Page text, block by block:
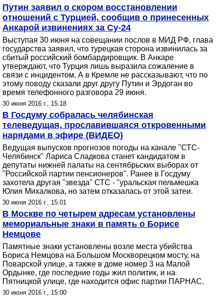
Путин заявил о скором восстановлении
отношений с Турцией, сообщив о принесенных
Анкарой извинениях за Су-24
Выступая 30 июня на совещании послов в МИД РФ, глава
государства заявил, что турецкая сторона извинилась за
сбитый российский бомбардировщик. В Анкаре
утверждают, что Турция лишь выразила сожаление в
связи с инцидентом. А в Кремле не рассказывают, что по
этому поводу сказали друг другу Путин и Эрдоган во
время телефонного разговора 29 июня.
30 июня 2016 г., 15:18
В Госдуму собралась челябинская
телеведущая, прославившаяся откровенными
нарядами в эфире (ВИДЕО)
Ведущая выпусков прогнозов погоды на канале "СТС-
Челябинск" Лариса Сладкова станет кандидатом в
депутаты нижней палаты на сентябрьских выборах от
"Российской партии пенсионеров". Ранее в Госдуму
захотела другая "звезда" СТС - "уральская пельмешка
Юлия Михалкова, но затем отказалась от этой затеи.
30 июня 2016 г., 15:01
В Москве по четырем адресам установлены
мемориальные знаки в память о Борисе
Немцове
Памятные знаки установлены возле места убийства
Бориса Немцова на Большом Москворецком мосту, на
Поварской улице, а также в доме номер 3 на Малой
Ордынке, где последние годы жил политик, и на
Пятницкой улице, где находится офис партии ПАРНАС.
30 июня 2016 г., 15:00